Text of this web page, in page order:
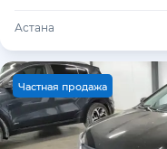
Астана
Частная продажа